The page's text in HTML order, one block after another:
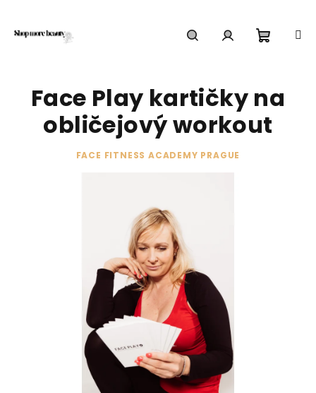
košík
Face Play kartičky na
obličejový workout
FACE FITNESS ACADEMY PRAGUE